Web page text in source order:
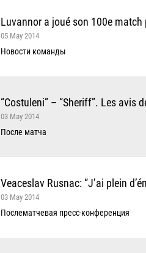
Luvannor a joué son 100e match
05 May 2014
Новости команды
“Costuleni” – “Sheriff”. Les avis
03 May 2014
После матча
Veaceslav Rusnac: “J’ai plein
03 May 2014
Послематчевая пресс-конференция